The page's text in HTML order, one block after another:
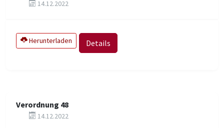
14.12.2022
Herunterladen Details
Verordnung 48
14.12.2022